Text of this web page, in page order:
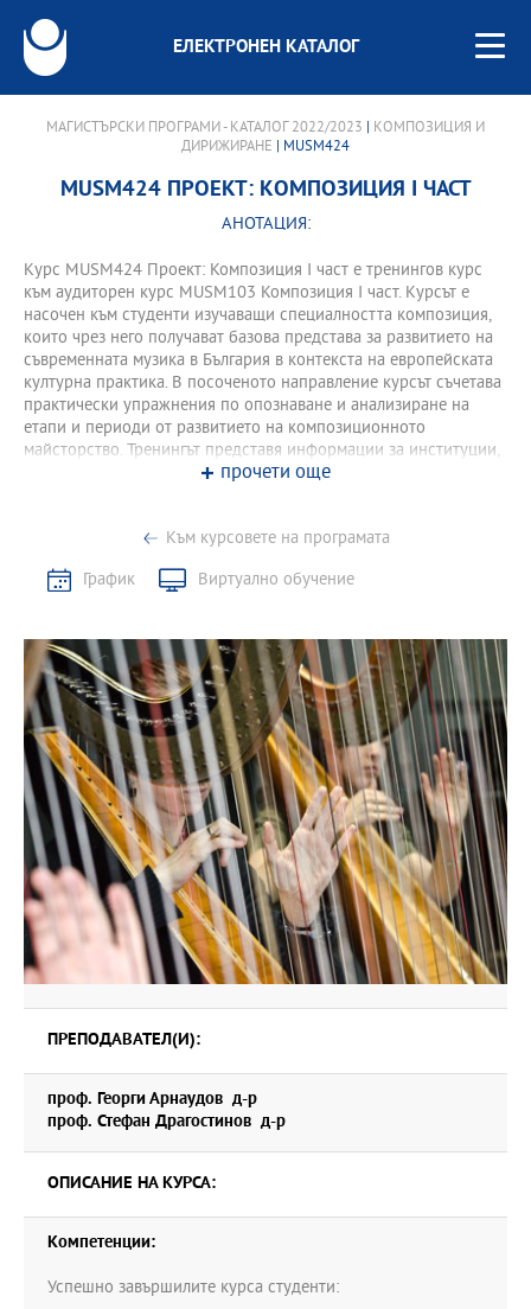
ЕЛЕКТРОНЕН КАТАЛОГ
МАГИСТЪРСКИ ПРОГРАМИ - КАТАЛОГ 2022/2023
КОМПОЗИЦИЯ И
ДИРИЖИРАНЕ | MUSM424
MUSM424 ПРОЕКТ: КОМПОЗИЦИЯ І ЧАСТ
АНОТАЦИЯ:
Курс MUSM424 Проект: Композиция І част е тренингов курс
към аудиторен курс MUSM103 Композиция І част. Курсът е
насочен към студенти изучаващи специалността композиция,
които чрез него получават базова представа за развитието на
съвременната музика в България в контекста на европейската
културна практика. В посоченото направление курсът съчетава
практически упражнения по опознаване и анализиране на
етапи и периоди от развитието на композиционното
майсторство. Тренингът представя информации за институции,
които работят трайно в сферата на съвременната българска
прочети още
Към курсовете на програмата
График
Виртуално обучение
ПРЕПОДАВАТЕЛ(И):
проф. Георги Арнаудов д-р
проф. Стефан Драгостинов д-р
ОПИСАНИЕ НА КУРСА:
Компетенции:
Успешно завършилите курса студенти: